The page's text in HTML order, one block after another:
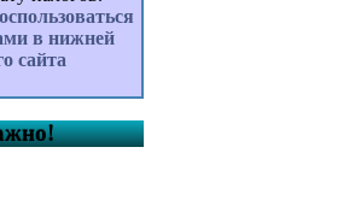
в нижней
сайта